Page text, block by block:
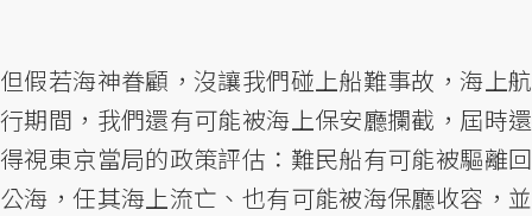
但假若海神眷顧，沒讓我們碰上船難事故，海上航
行期間，我們還有可能被海上保安廳攔截，屆時還
得視東京當局的政策評估：難民船有可能被驅離回
公海，任其海上流亡、也有可能被海保廳收容，並